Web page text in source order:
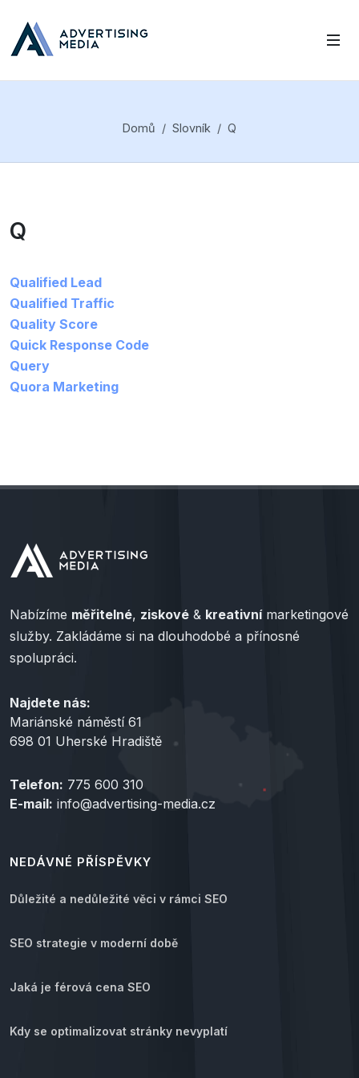
Domů Slovník Q
Q
Qualified Lead
Qualified Traffic
Quality Score
Quick Response Code
Query
Quora Marketing
Nabízíme měřitelné, ziskové & kreativnímarketingové
služby. Zakládáme si na dlouhodobé a přínosné
spolupráci.
Najdete nás:
Mariánské náměstí 61
698 01 Uherské Hradiště
Telefon: 775 600 310
E-mail: info@advertising-media.cz
NEDÁVNÉ PŘÍSPĚVKY
Důležité a nedůležité věci v rámci SEO
SEO strategie v moderní době
Jaká je férová cena SEO
Kdy se optimalizovat stránky nevyplatí